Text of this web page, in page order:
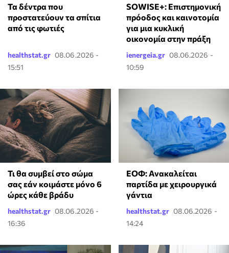
Τα δέντρα που
προστατεύουν τα σπίτια
από τις φωτιές
healthstat.gr 08.06.2026 -
15:51
SOWISE+: Επιστημονική
πρόοδος και καινοτομία
για μια κυκλική
οικονομία στην πράξη
ienergeia.gr 08.06.2026 -
10:59
Τι θα συμβεί στο σώμα
σας εάν κοιμάστε μόνο 6
ώρες κάθε βράδυ
healthstat.gr 08.06.2026 -
16:36
ΕΟΦ: Ανακαλείται
παρτίδα με χειρουργικά
γάντια
healthstat.gr 08.06.2026 -
14:24